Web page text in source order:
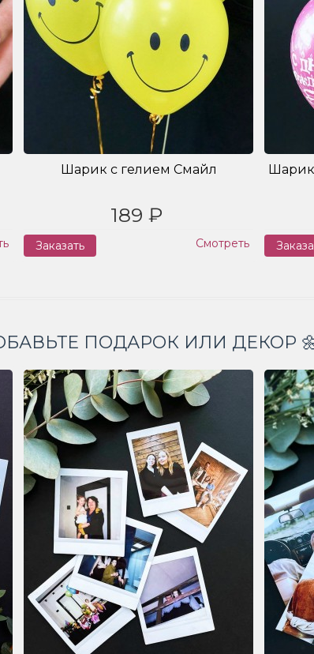
Шарик с гелием Смайл
189 ₽
Заказать Смотреть
ПОДАРОК ИЛИ ДЕКОР